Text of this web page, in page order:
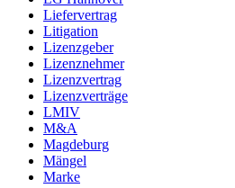
Liefervertrag
Litigation
Lizenzgeber
Lizenznehmer
Lizenzvertrag
Lizenzverträge
LMIV
M&A
Magdeburg
Mängel
Marke